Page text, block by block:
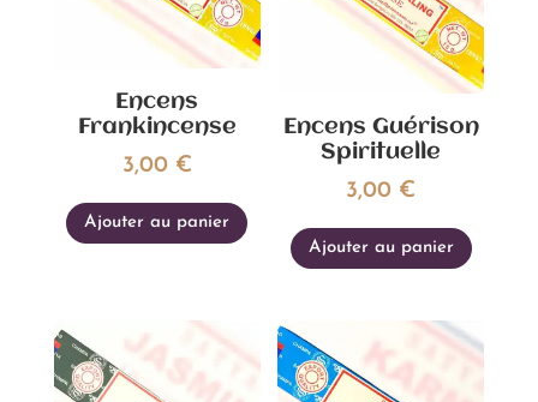
Encens
Frankincense
3,00 €
Ajouter au panier
Encens Guérison
Spirituelle
3,00 €
Ajouter au panier